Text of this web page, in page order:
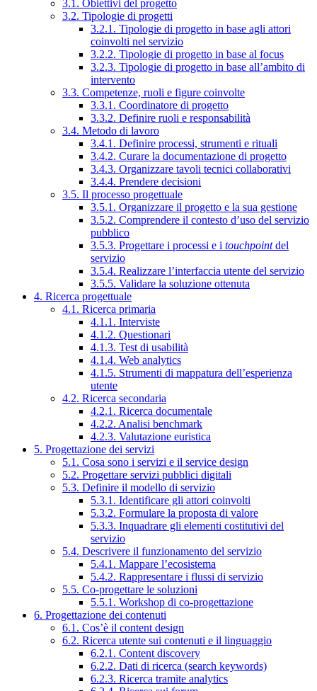
3.1. Obiettivi del progetto
3.2. Tipologie di progetti
3.2.1. Tipologie di progetto in base agli attori
coinvolti nel servizio
3.2.2. Tipologie di progetto in base al focus
3.2.3. Tipologie di progetto in base all’ambito di
intervento
3.3. Competenze, ruoli e figure coinvolte
3.3.1. Coordinatore di progetto
3.3.2. Definire ruoli e responsabilità
3.4. Metodo di lavoro
3.4.1. Definire processi, strumenti e rituali
3.4.2. Curare la documentazione di progetto
3.4.3. Organizzare tavoli tecnici collaborativi
3.4.4. Prendere decisioni
3.5. Il processo progettuale
3.5.1. Organizzare il progetto e la sua gestione
3.5.2. Comprendere il contesto d’uso del servizio
pubblico
3.5.3. Progettare i processi e i touchpointdel
servizio
3.5.4. Realizzare l’interfaccia utente del servizio
3.5.5. Validare la soluzione ottenuta
4. Ricerca progettuale
4.1. Ricerca primaria
4.1.1. Interviste
4.1.2. Questionari
4.1.3. Test di usabilità
4.1.4. Web analytics
4.1.5. Strumenti di mappatura dell’esperienza
utente
4.2. Ricerca secondaria
4.2.1. Ricerca documentale
4.2.2. Analisi benchmark
4.2.3. Valutazione euristica
5. Progettazione dei servizi
5.1. Cosa sono i servizi e il service design
5.2. Progettare servizi pubblici digitali
5.3. Definire il modello di servizio
5.3.1. Identificare gli attori coinvolti
5.3.2. Formulare la proposta di valore
5.3.3. Inquadrare gli elementi costitutivi del
servizio
5.4. Descrivere il funzionamento del servizio
5.4.1. Mappare l’ecosistema
5.4.2. Rappresentare i flussi di servizio
5.5. Co-progettare le soluzioni
5.5.1. Workshop di co-progettazione
6. Progettazione dei contenuti
6.1. Cos’è il content design
6.2. Ricerca utente sui contenuti e il linguaggio
6.2.1. Content discovery
6.2.2. Dati di ricerca (search keywords)
6.2.3. Ricerca tramite analytics